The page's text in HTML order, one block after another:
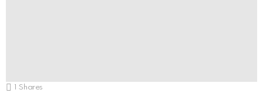
1 Shares